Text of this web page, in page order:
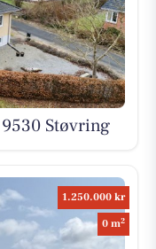
Støvring
1.250.000 kr
0 m2